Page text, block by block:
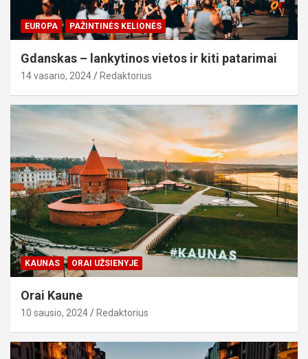
EUROPA PAŽINTINĖS KELIONĖS
Gdanskas – lankytinos vietos ir kiti patarimai
14 vasario, 2024 Redaktorius
KAUNAS ORAI UŽSIENYJE
Orai Kaune
10 sausio, 2024 Redaktorius